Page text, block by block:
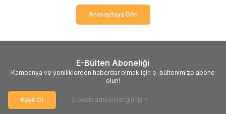
Anasayfaya Dön
E-Bülten Aboneliği
Kampanya ve yeniliklerden haberdar olmak için e-bültenimize abone
olun!
Kayıt Ol